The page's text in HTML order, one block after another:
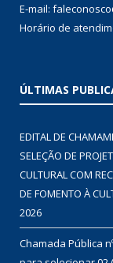
E-mail:
Horário de
ÚLTIMAS
EDITAL DE
SELEÇÃO DE
CULTURAL COM
DE FOMENTO À
2026
Chamada Pública